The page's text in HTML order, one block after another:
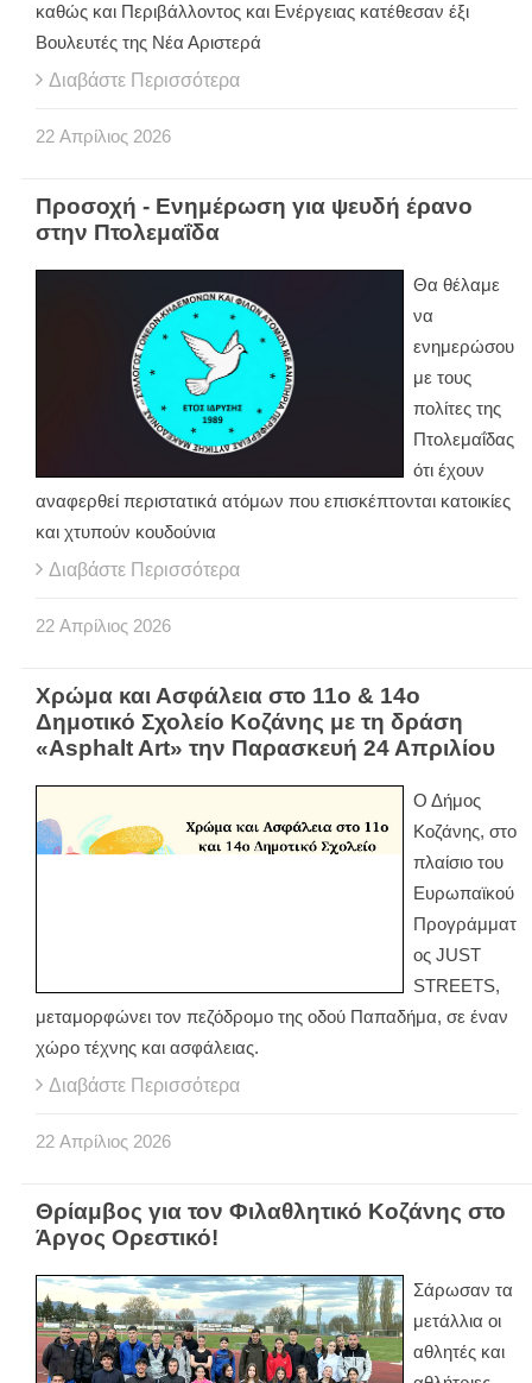
καθώς και Περιβάλλοντος και Ενέργειας κατέθεσαν έξι
Βουλευτές της Νέα Αριστερά
Διαβάστε Περισσότερα
22 Απρίλιος 2026
Προσοχή - Ενημέρωση για ψευδή έρανο
στην Πτολεμαΐδα
Θα θέλαμε
να
ενημερώσου
με τους
πολίτες της
Πτολεμαΐδας
ότι έχουν
αναφερθεί περιστατικά ατόμων που επισκέπτονται κατοικίες
και χτυπούν κουδούνια
Διαβάστε Περισσότερα
22 Απρίλιος 2026
Χρώμα και Ασφάλεια στο 11ο & 14ο
Δημοτικό Σχολείο Κοζάνης με τη δράση
«Asphalt Art» την Παρασκευή 24 Απριλίου
Ο Δήμος
Κοζάνης, στο
πλαίσιο του
Ευρωπαϊκού
Προγράμματ
ος JUST
STREETS,
μεταμορφώνει τον πεζόδρομο της οδού Παπαδήμα, σε έναν
χώρο τέχνης και ασφάλειας.
Διαβάστε Περισσότερα
22 Απρίλιος 2026
Θρίαμβος για τον Φιλαθλητικό Κοζάνης στο
Άργος Ορεστικό!
Σάρωσαν τα
μετάλλια οι
αθλητές και